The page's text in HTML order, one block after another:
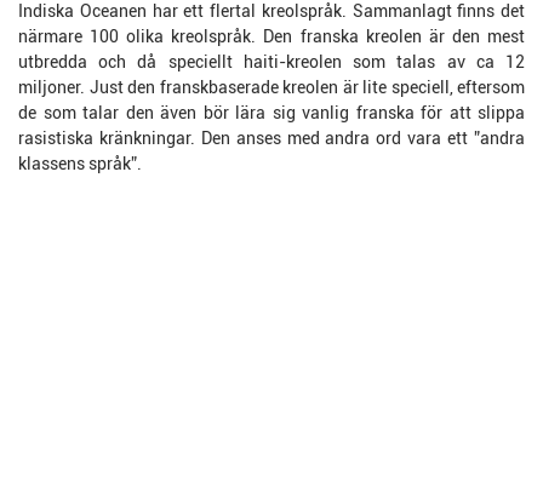
Indiska Oceanen har ett flertal kreolspråk. Sammanlagt finns det
närmare 100 olika kreolspråk. Den franska kreolen är den mest
utbredda och då speciellt haiti-kreolen som talas av ca 12
miljoner. Just den franskbaserade kreolen är lite speciell, eftersom
de som talar den även bör lära sig vanlig franska för att slippa
rasistiska kränkningar. Den anses med andra ord vara ett ”andra
klassens språk”.